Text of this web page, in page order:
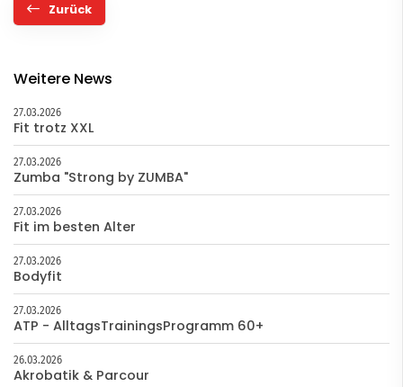
Zurück
Weitere News
27.03.2026
Fit trotz XXL
27.03.2026
Zumba "Strong by ZUMBA"
27.03.2026
Fit im besten Alter
27.03.2026
Bodyfit
27.03.2026
ATP - AlltagsTrainingsProgramm 60+
26.03.2026
Akrobatik & Parcour